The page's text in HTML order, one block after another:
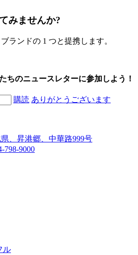
みませんか?
ランドの 1 つと提携します。
ちのニュースレターに参加しよう！
購読 ありがとうございます
、昇港郷、中華路999号
798-9000
ル